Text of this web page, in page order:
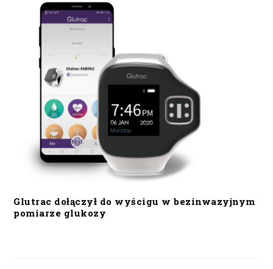
Glutrac dołączył do wyścigu w bezinwazyjnym
pomiarze glukozy